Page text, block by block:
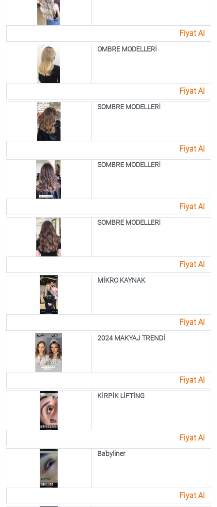
Fiyat Al
OMBRE MODELLERİ
Fiyat Al
SOMBRE MODELLERİ
Fiyat Al
SOMBRE MODELLERİ
Fiyat Al
SOMBRE MODELLERİ
Fiyat Al
MİKRO KAYNAK
Fiyat Al
2024 MAKYAJ TRENDİ
Fiyat Al
KİRPİK LİFTİNG
Fiyat Al
Babyliner
Fiyat Al